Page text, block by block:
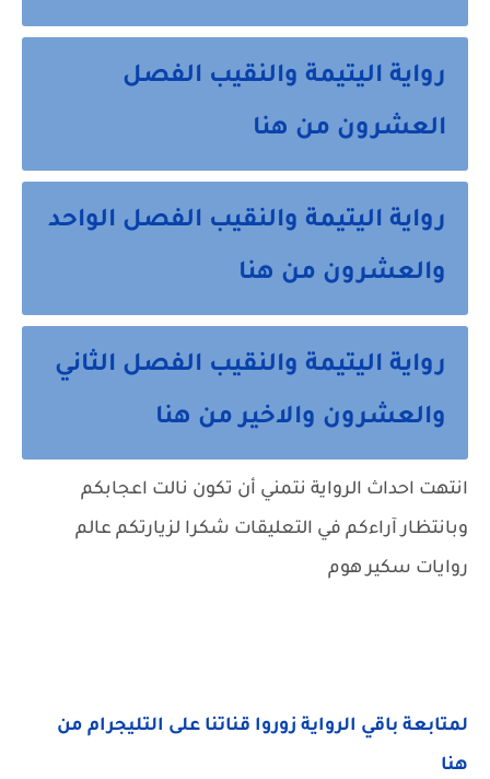
رواية اليتيمة والنقيب الفصل
العشرون من هنا
رواية اليتيمة والنقيب الفصل الواحد
والعشرون من هنا
رواية اليتيمة والنقيب الفصل الثاني
والعشرون والاخير من هنا
انتهت احداث الرواية نتمني أن تكون نالت اعجابكم
وبانتظار آراءكم في التعليقات شكرا لزيارتكم عالم
روايات سكير هوم
لمتابعة باقي الرواية زوروا قناتنا على التليجرام من
هنا